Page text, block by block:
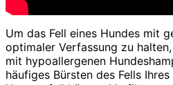
Um das Fell eines Hundes mit
optimaler Verfassung zu
mit hypoallergenen
häufiges Bürsten des Fells